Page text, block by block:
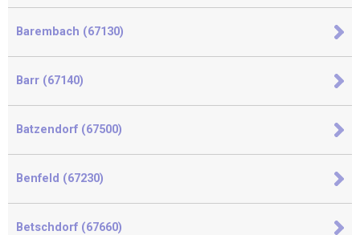
Barembach (67130)
Barr (67140)
Batzendorf (67500)
Benfeld (67230)
Betschdorf (67660)